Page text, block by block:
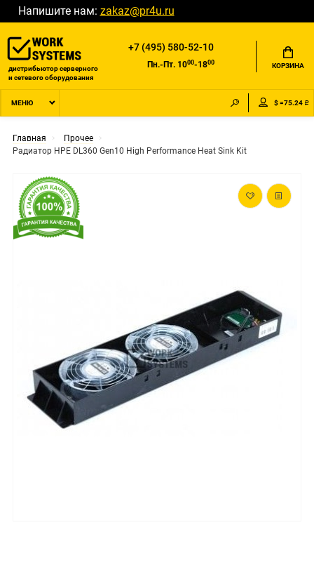
Напишите нам: zakaz@pr4u.ru
дистрибьютор серверного
и сетевого оборудования
+7 (495) 580-52-10
Пн.-Пт. 1000-1800 КОРЗИНА
МЕНЮ $ =75.24 ₽
Главная
Прочее
Радиатор HPE DL360 Gen10 High Performance Heat Sink Kit